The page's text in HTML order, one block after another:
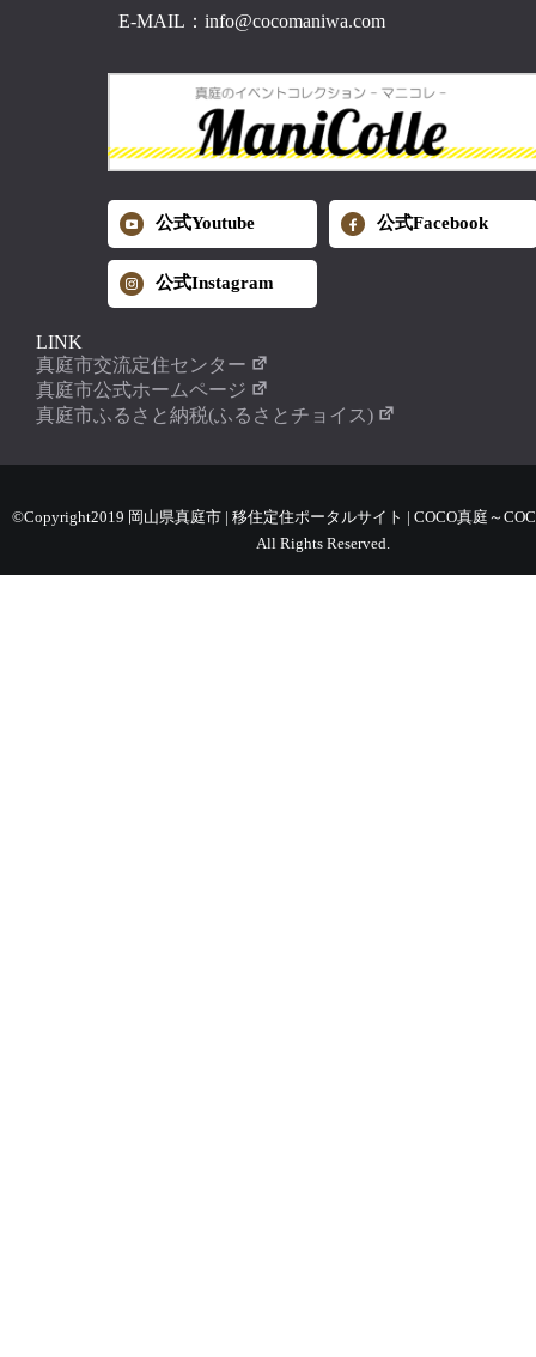
E-MAIL：info@cocomaniwa.com
公式Youtube 公式Facebook
公式Instagram
LINK
真庭市交流定住センター
真庭市公式ホームページ
真庭市ふるさと納税(ふるさとチョイス)
©Copyright2019 岡山県真庭市 | 移住定住ポータルサイト | COCO真庭～
All Rights Reserved.